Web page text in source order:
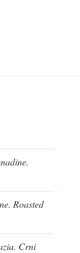
Roasted
Crni